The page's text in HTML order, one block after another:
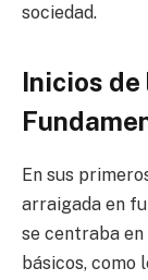
sociedad.
Inicios de
En sus
arraigada en
se centraba
básicos,